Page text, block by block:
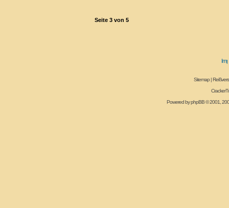
Seite 3 von 5
Sitemap|
Powered byphpBB© 2001,